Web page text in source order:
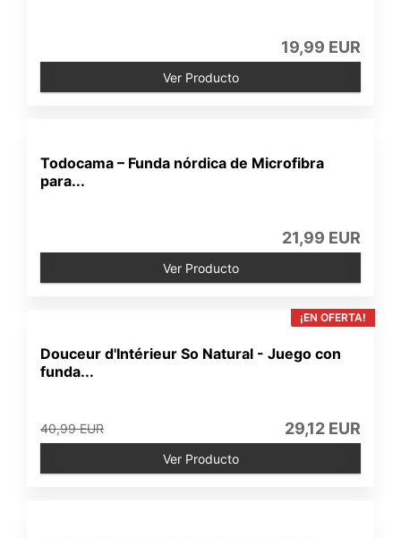
19,99 EUR
Ver Producto
Todocama – Funda nórdica de Microfibra
para...
21,99 EUR
Ver Producto
¡EN OFERTA!
Douceur d'Intérieur So Natural - Juego con
funda...
40,99 EUR 29,12 EUR
Ver Producto